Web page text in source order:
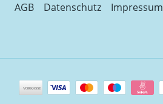
AGB Datenschutz Impressum
Zahlungsarten